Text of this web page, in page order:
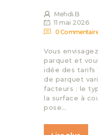
Mehdi.B
11 mai 2026
0
Vous
parquet et
idée des tarifs
de parquet
facteurs : le
la surface à
pose…